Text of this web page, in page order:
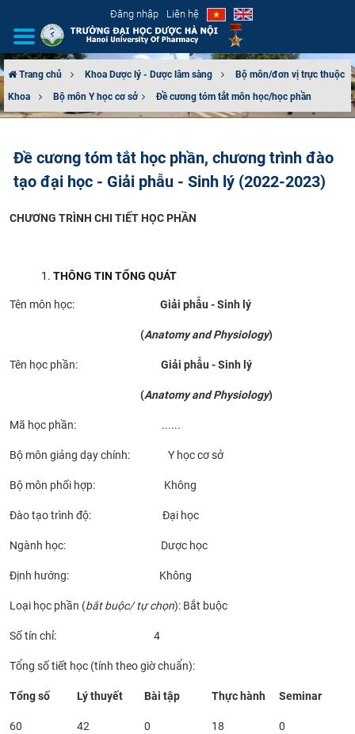
Đăng nhập Liên hệ
GIỚI THIỆU
TUYỂN SINH
ĐÀO TẠO
KHOA HỌC CÔNG NGHỆ
CỰU NGƯỜI HỌC
Trang chủ Khoa Dược lý - Dược lâm sàng
Bộ môn/đơn vị trực thuộc
Khoa
Bộ môn Y học cơ sở​ Đề cương tóm tắt môn học/học phần
Đề cương tóm tắt học phần, chương trình đào
tạo đại học - Giải phẫu - Sinh lý (2022-2023)
CHƯƠNG TRÌNH CHI TIẾT HỌC PHẦN
THÔNG TIN TỔNG QUÁT
Tên môn học: Giải phẫu - Sinh lý
(Anatomy and Physiology)
Tên học phần: Giải phẫu - Sinh lý
(Anatomy and Physiology)
Mã học phần: ......
Bộ môn giảng dạy chính: Y học cơ sở
Bộ môn phối hợp: Không
Đào tạo trình độ: Đại học
Ngành học: Dược học
Định hướng: Không
Loại học phần (bắt buộc/ tự chọn): Bắt buộc
Số tín chỉ: 4
Tổng số tiết học (tính theo giờ chuẩn):
Tổng số Lý thuyết Bài tập Thực hành Seminar
60 42 0 18 0